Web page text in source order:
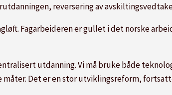
reversering av
Fagarbeideren er gullet i det norske
utdanning. Vi må bruke både
Det er en stor utviklingsreform,